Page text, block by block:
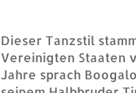
Dieser Tanzstil
Vereinigten Staaten
Jahre sprach